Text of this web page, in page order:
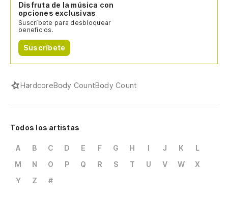
Disfruta de la música con
opciones exclusivas
Suscríbete para desbloquear
beneficios.
Suscríbete
HardcoreBody CountBody Count
Todos los artistas
A B C D E F G H I J K
L
M
N O P Q R S T U V W
X
Y
Z #